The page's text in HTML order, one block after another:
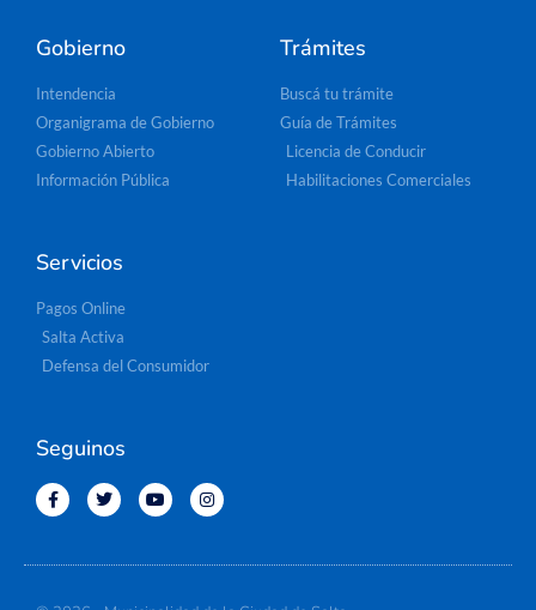
Gobierno
Intendencia
Organigrama de Gobierno
Gobierno Abierto
Información Pública
Trámites
Buscá tu trámite
Guía de Trámites
Licencia de Conducir
Habilitaciones Comerciales
Servicios
Pagos Online
Salta Activa
Defensa del Consumidor
Seguinos